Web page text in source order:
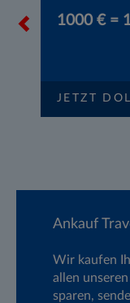
1000 € =
JETZT
Ankauf
Wir kaufen
allen
sparen,